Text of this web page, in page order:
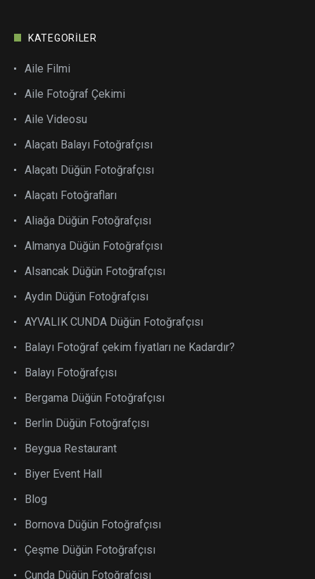
KATEGORILER
Aile Filmi
Aile Fotoğraf Çekimi
Aile Videosu
Alaçatı Balayı Fotoğrafçısı
Alaçatı Düğün Fotoğrafçısı
Alaçatı Fotoğrafları
Aliağa Düğün Fotoğrafçısı
Almanya Düğün Fotoğrafçısı
Alsancak Düğün Fotoğrafçısı
Aydın Düğün Fotoğrafçısı
AYVALIK CUNDA Düğün Fotoğrafçısı
Balayı Fotoğraf çekim fiyatları ne Kadardır?
Balayı Fotoğrafçısı
Bergama Düğün Fotoğrafçısı
Berlin Düğün Fotoğrafçısı
Beygua Restaurant
Biyer Event Hall
Blog
Bornova Düğün Fotoğrafçısı
Çeşme Düğün Fotoğrafçısı
Cunda Düğün Fotoğrafçısı